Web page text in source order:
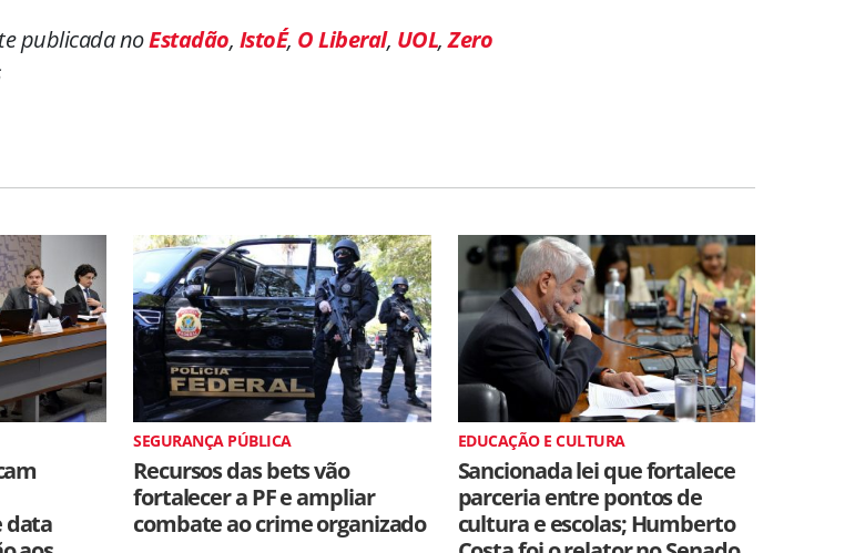
publicada noEstadão, IstoÉ, O Liberal, UOL,Zero
data
SEGURANÇA PÚBLICA
Recursos das bets vão
fortalecer a PF e ampliar
combate ao crime organizado
EDUCAÇÃO E CULTURA
Sancionada lei que fortalece
parceria entre pontos de
cultura e escolas; Humberto